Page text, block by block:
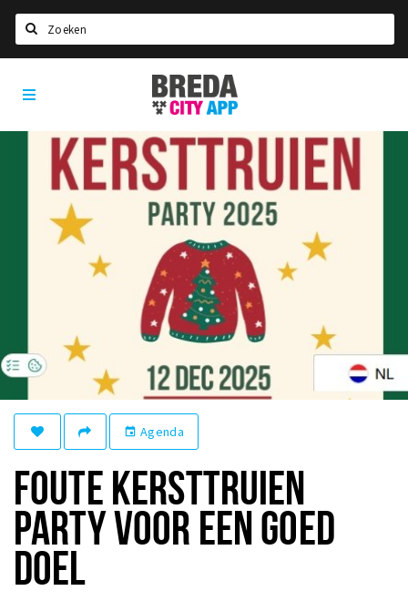
Home
Agenda
Deals
Party pics
Nieuws, interviews & blogs
Recreatief
Winkels
Winkelgebieden
Bezienswaardigheden
Musea, theaters & podia
Uitjes & activiteiten
Breda
City
App
event Agenda
FOUTE KERSTTRUIEN
PARTY VOOR EEN GOED
DOEL